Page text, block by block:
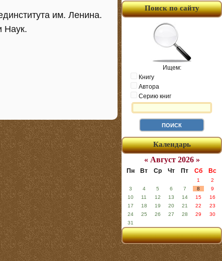
им. Ленина.
Наук.
Поиск по сайту
Ищем:
Книгу
Автора
Серию книг
Календарь
« Август 2026 »
Пн Вт Ср Чт Пт Сб Вс
1
2
3
4 5 6 7 8
9
10
11 12 13 14 15
16
17
18 19 20 21 22
23
24
25 26 27 28 29
30
31